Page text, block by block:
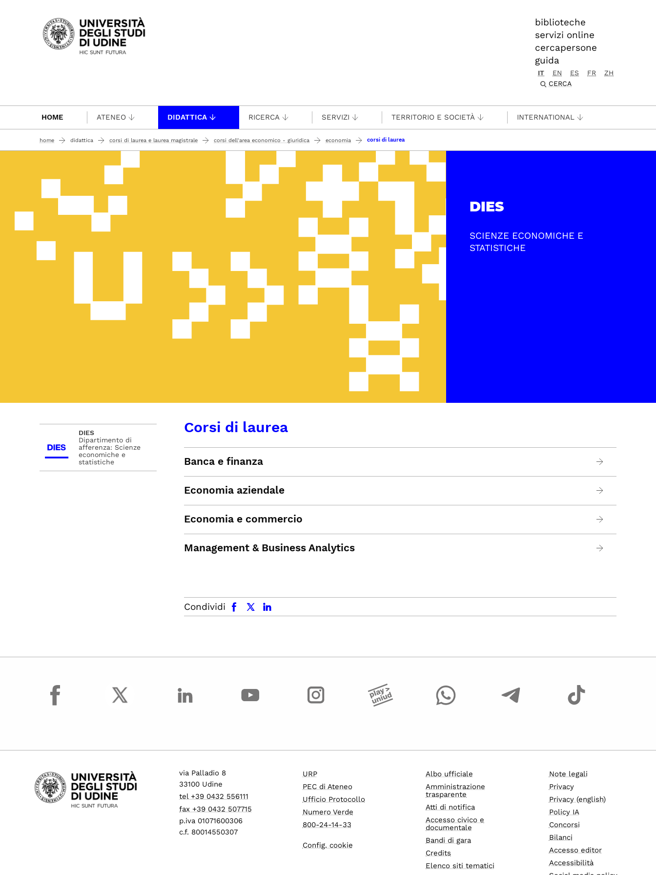
Passa al contenuto principale
biblioteche
servizi online
cercapersone
guida
IT EN ES FR
ZH
CERCA
HOME ATENEO DIDATTICA RICERCA SERVIZI TERRITORIO E SOCIETÀ INTERNATIONAL
home didattica corsi di laurea e laurea magistrale corsi dell'area economico - giuridica economia corsi di laurea
DIES
SCIENZE ECONOMICHE E
STATISTICHE
Corsi di laurea
Banca e finanza
Economia aziendale
Economia e commercio
Management & Business Analytics
Condividi
facebook x.com linkedin
DIES
Dipartimento di
afferenza: Scienze
economiche e
statistiche
facebook
via Palladio 8
33100 Udine
tel +39 0432 556111
fax +39 0432 507715
p.iva 01071600306
c.f. 80014550307
URP
PEC di Ateneo
Ufficio Protocollo
Numero Verde
800-24-14-33
Config. cookie
Albo ufficiale
Amministrazione
trasparente
Atti di notifica
Accesso civico e
documentale
Bandi di gara
Credits
Elenco siti tematici
Note legali
Privacy
Privacy (english)
Policy IA
Concorsi
Bilanci
Accesso editor
Accessibilità